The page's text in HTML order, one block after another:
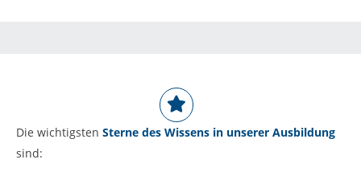
Die wichtigsten Sterne des Wissens in unserer Ausbildung
sind: